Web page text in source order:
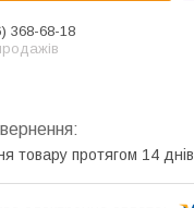
368-68-18
товару протягом 14 днів